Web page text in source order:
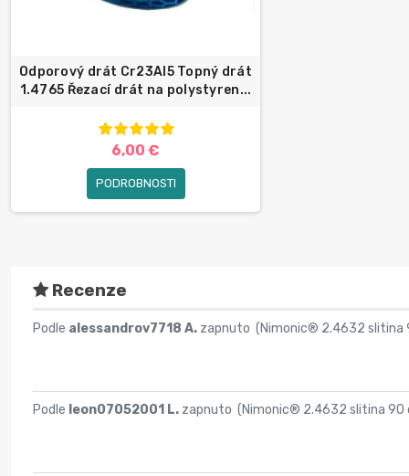
Odporový drát Cr23Al5 Topný drát
1.4765 Řezací drát na polystyren...
6,00 €
PODROBNOSTI
Recenze
Podle alessandrov7718 A. zapnuto (Nimonic® 2.4632 slitina
Podle leon07052001 L. zapnuto (Nimonic® 2.4632 slitina